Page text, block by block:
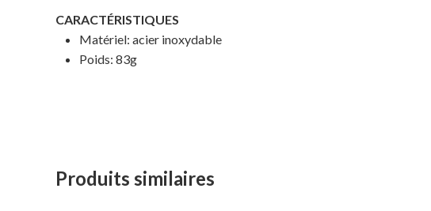
CARACTÉRISTIQUES
Matériel: acier inoxydable
Poids: 83g
Produits similaires